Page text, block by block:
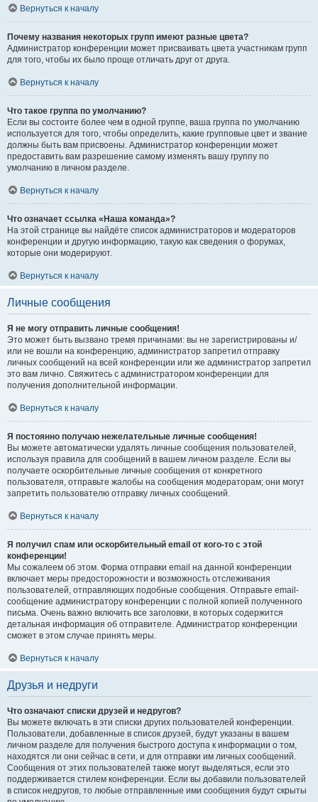
Вернуться к началу
Почему названия некоторых групп имеют разные цвета?
Администратор конференции может присваивать цвета участникам групп
для того, чтобы их было проще отличать друг от друга.
Вернуться к началу
Что такое группа по умолчанию?
Если вы состоите более чем в одной группе, ваша группа по умолчанию
используется для того, чтобы определить, какие групповые цвет и звание
должны быть вам присвоены. Администратор конференции может
предоставить вам разрешение самому изменять вашу группу по
умолчанию в личном разделе.
Вернуться к началу
Что означает ссылка «Наша команда»?
На этой странице вы найдёте список администраторов и модераторов
конференции и другую информацию, такую как сведения о форумах,
которые они модерируют.
Вернуться к началу
Личные сообщения
Я не могу отправить личные сообщения!
Это может быть вызвано тремя причинами: вы не зарегистрированы и/
или не вошли на конференцию, администратор запретил отправку
личных сообщений на всей конференции или же администратор запретил
это вам лично. Свяжитесь с администратором конференции для
получения дополнительной информации.
Вернуться к началу
Я постоянно получаю нежелательные личные сообщения!
Вы можете автоматически удалять личные сообщения пользователей,
используя правила для сообщений в вашем личном разделе. Если вы
получаете оскорбительные личные сообщения от конкретного
пользователя, отправьте жалобы на сообщения модераторам; они могут
запретить пользователю отправку личных сообщений.
Вернуться к началу
Я получил спам или оскорбительный email от кого-то с этой
конференции!
Мы сожалеем об этом. Форма отправки email на данной конференции
включает меры предосторожности и возможность отслеживания
пользователей, отправляющих подобные сообщения. Отправьте email-
сообщение администратору конференции с полной копией полученного
письма. Очень важно включить все заголовки, в которых содержится
детальная информация об отправителе. Администратор конференции
сможет в этом случае принять меры.
Вернуться к началу
Друзья и недруги
Что означают списки друзей и недругов?
Вы можете включать в эти списки других пользователей конференции.
Пользователи, добавленные в список друзей, будут указаны в вашем
личном разделе для получения быстрого доступа к информации о том,
находятся ли они сейчас в сети, и для отправки им личных сообщений.
Сообщения от этих пользователей также могут выделяться, если это
поддерживается стилем конференции. Если вы добавили пользователей
в список недругов, то любые отправленные ими сообщения будут скрыты